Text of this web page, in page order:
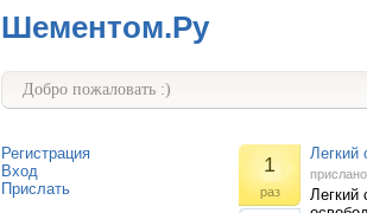
Шементом.Ру
Добро пожаловать :)
Регистрация
Вход
Прислать
1
раз
Легкий
Легкий